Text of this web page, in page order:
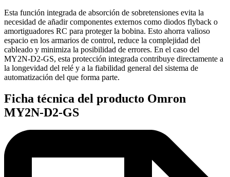
Esta función integrada de absorción de sobretensiones evita la
necesidad de añadir componentes externos como diodos flyback o
amortiguadores RC para proteger la bobina. Esto ahorra valioso
espacio en los armarios de control, reduce la complejidad del
cableado y minimiza la posibilidad de errores. En el caso del
MY2N-D2-GS, esta protección integrada contribuye directamente a
la longevidad del relé y a la fiabilidad general del sistema de
automatización del que forma parte.
Ficha técnica del producto Omron
MY2N-D2-GS